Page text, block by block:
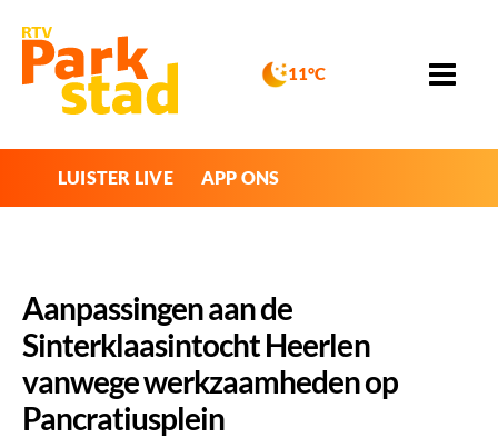
11°C
LUISTER LIVE APP ONS
Aanpassingen aan de
Sinterklaasintocht Heerlen
vanwege werkzaamheden op
Pancratiusplein